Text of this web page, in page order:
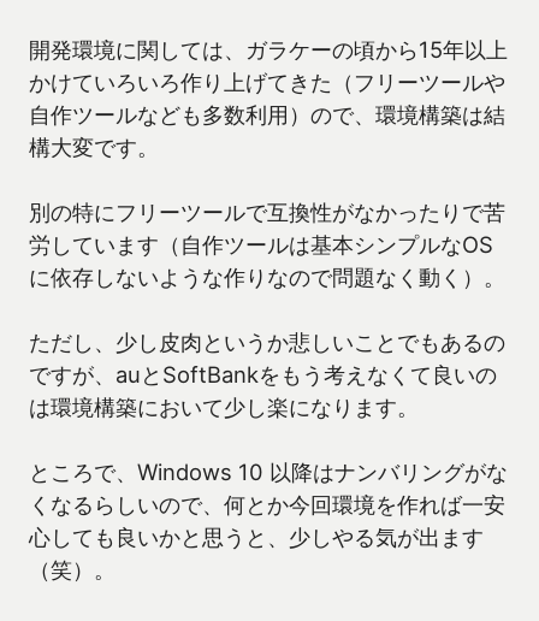
開発環境に関しては、ガラケーの頃から15年以上
かけていろいろ作り上げてきた（フリーツールや
自作ツールなども多数利用）ので、環境構築は結
構大変です。
別の特にフリーツールで互換性がなかったりで苦
労しています（自作ツールは基本シンプルなOS
に依存しないような作りなので問題なく動く）。
ただし、少し皮肉というか悲しいことでもあるの
ですが、auとSoftBankをもう考えなくて良いの
は環境構築において少し楽になります。
ところで、Windows 10 以降はナンバリングがな
くなるらしいので、何とか今回環境を作れば一安
心しても良いかと思うと、少しやる気が出ます
（笑）。